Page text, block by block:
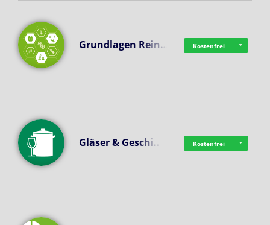
Grundlagen Rein… Kostenfrei
Gläser & Geschi… Kostenfrei